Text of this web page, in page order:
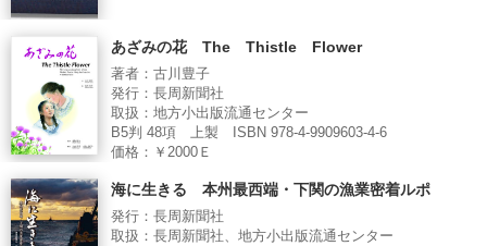
あざみの花 The Thistle Flower
著者：古川豊子
発行：長周新聞社
取扱：地方小出版流通センター
B5判 48項 上製 ISBN 978-4-9909603-4-6
価格：￥2000Ｅ
海に生きる 本州最西端・下関の漁業密着ルポ
発行：長周新聞社
取扱：長周新聞社、地方小出版流通センター